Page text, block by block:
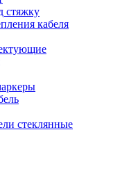
стяжку
кабеля
стеклянные